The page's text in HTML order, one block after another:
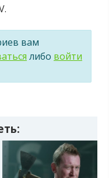
вам
либо войти